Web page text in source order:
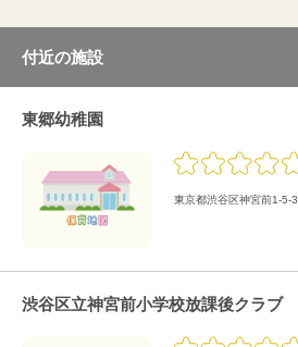
付近の施設
東郷幼稚園
東京都渋谷区神宮前1-5-3
渋谷区立神宮前小学校放課後クラブ